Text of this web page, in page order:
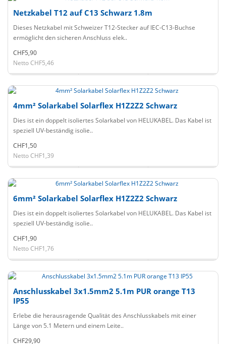
Netzkabel T12 auf C13 Schwarz 1.8m
Dieses Netzkabel mit Schweizer T12-Stecker auf IEC-C13-Buchse
ermöglicht den sicheren Anschluss elek..
CHF5,90
Netto CHF5,46
4mm² Solarkabel Solarflex H1Z2Z2 Schwarz
Dies ist ein doppelt isoliertes Solarkabel von HELUKABEL. Das Kabel ist
speziell UV-beständig isolie..
CHF1,50
Netto CHF1,39
6mm² Solarkabel Solarflex H1Z2Z2 Schwarz
Dies ist ein doppelt isoliertes Solarkabel von HELUKABEL. Das Kabel ist
speziell UV-beständig isolie..
CHF1,90
Netto CHF1,76
Anschlusskabel 3x1.5mm2 5.1m PUR orange T13
IP55
Erlebe die herausragende Qualität des Anschlusskabels mit einer
Länge von 5.1 Metern und einem Leite..
CHF29,90